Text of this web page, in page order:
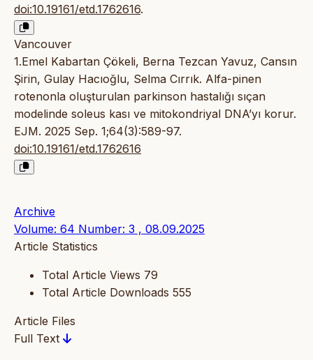
doi:10.19161/etd.1762616.
Vancouver
1.Emel Kabartan Çökeli, Berna Tezcan Yavuz, Cansın
Şirin, Gulay Hacıoğlu, Selma Cırrık. Alfa-pinen
rotenonla oluşturulan parkinson hastalığı sıçan
modelinde soleus kası ve mitokondriyal DNA’yı korur.
EJM. 2025 Sep. 1;64(3):589-97.
doi:10.19161/etd.1762616
Archive
Volume: 64 Number: 3 , 08.09.2025
Article Statistics
Total Article Views 79
Total Article Downloads 555
Article Files
Full Text